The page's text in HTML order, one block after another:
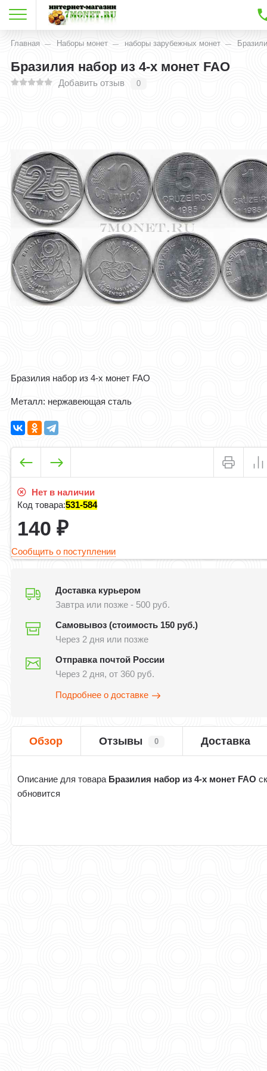
Главная Наборы монет наборы зарубежных монет
Бразилия набор из 4-х монет FAO
Добавить отзыв 0
Бразилия набор из 4-х монет FAO
Металл: нержавеющая сталь
Нет в наличии
Код товара:531-584
140₽
Сообщить о поступлении
Доставка курьером
Завтра или позже - 500 руб.
Самовывоз (стоимость 150 руб.)
Через 2 дня или позже
Отправка почтой России
Через 2 дня, от 360 руб.
Подробнее о доставке
Обзор Отзывы 0 Доставка
Описание для товара Бразилия набор из 4-х монет FAO
обновится